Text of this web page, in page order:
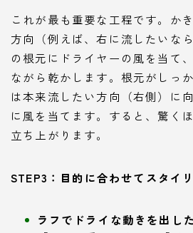
これが最も重要な工程です。か
方向（例えば、右に流したいな
の根元にドライヤーの風を当て
ながら乾かします。根元がしっ
は本来流したい方向（右側）に
に風を当てます。すると、驚く
立ち上がります。
STEP3：目的に合わせてスタイ
ラフでドライな動きを出し